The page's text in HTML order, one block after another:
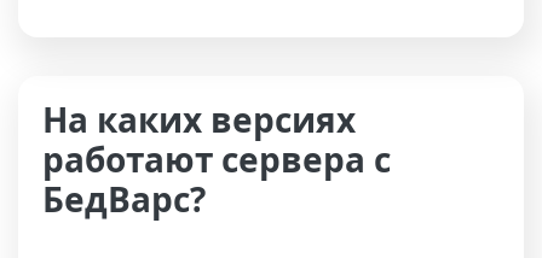
На каких версиях
работают сервера с
БедВарс?